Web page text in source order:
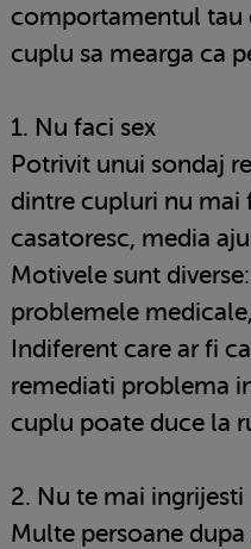
comportamentul tau
cuplu sa mearga ca
1. Nu faci sex
Potrivit unui sondaj
dintre cupluri nu mai
casatoresc, media
Motivele sunt
problemele
Indiferent care ar fi
remediati problema
cuplu poate duce la
2. Nu te mai ingrijesti
Multe persoane